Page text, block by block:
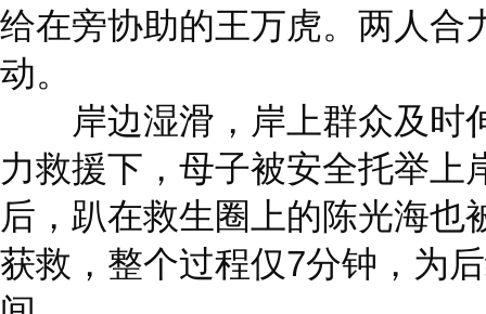
给在旁协助的王万虎。两人合
动。
岸边湿滑，岸上群众及时
力救援下，母子被安全托举上
后，趴在救生圈上的陈光海也
获救，整个过程仅7分钟，为